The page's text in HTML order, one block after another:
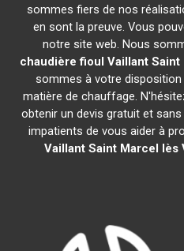
sommes fiers de nos
en sont la preuve. Vous
notre site web. Nous
chaudière fioul Vaillant Saint
sommes à votre
matière de chauffage.
obtenir un devis gratuit et
impatients de vous aider à
Vaillant Saint Marcel lès